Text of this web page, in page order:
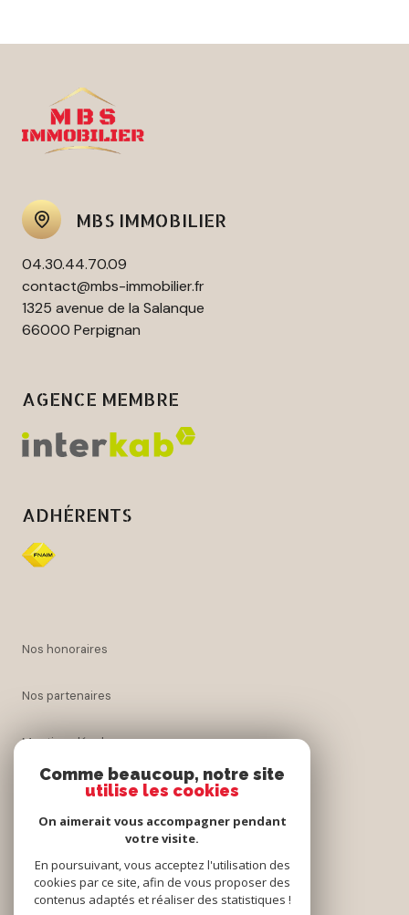
MBS IMMOBILIER
04.30.44.70.09
contact@mbs-immobilier.fr
1325 avenue de la Salanque
66000 Perpignan
AGENCE MEMBRE
ADHÉRENTS
nos honoraires
nos partenaires
mentions légales
cookies
Comme beaucoup, notre site
utilise les cookies
On aimerait vous accompagner pendant
votre visite.
En poursuivant, vous acceptez l'utilisation des
cookies par ce site, afin de vous proposer des
contenus adaptés et réaliser des statistiques !